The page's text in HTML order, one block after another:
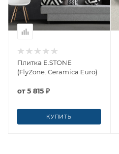
Плитка E.STONE
(FlyZone. Ceramica Euro)
от5 815 ₽
КУПИТЬ